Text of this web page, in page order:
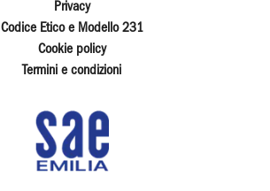
Privacy
Codice Etico e Modello 231
Cookie policy
Termini e condizioni